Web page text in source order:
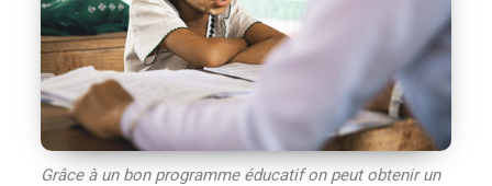
Grâce à un bon programme éducatif on peut obtenir un